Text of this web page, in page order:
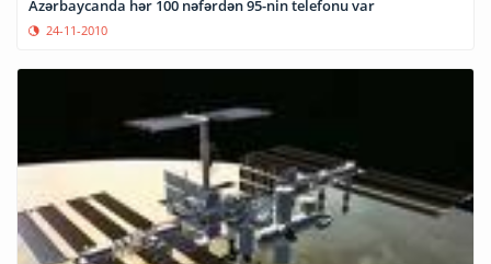
Azərbaycanda hər 100 nəfərdən 95-nin telefonu var
24-11-2010